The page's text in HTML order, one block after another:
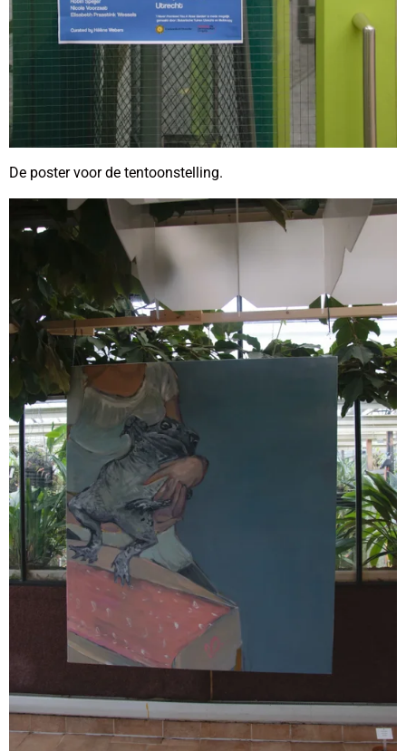
De poster voor de tentoonstelling.